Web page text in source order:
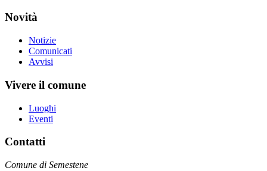
Novità
Notizie
Comunicati
Avvisi
Vivere il comune
Luoghi
Eventi
Contatti
Comune di Semestene